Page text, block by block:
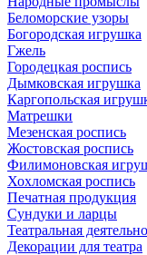
Беломорские узоры
Богородская игрушка
Гжель
Городецкая роспись
Дымковская игрушка
Каргопольская
Матрешки
Мезенская роспись
Жостовская роспись
Филимоновская
Хохломская роспись
Печатная продукция
Сундуки и ларцы
Театральная
Декорации для театра